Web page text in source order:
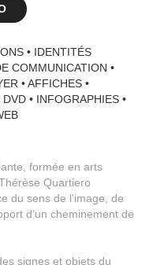
• IDENTITÉS
COMMUNICATION •
• AFFICHES •
• INFOGRAPHIES •
formée en arts
Quartiero
du sens de l’image, de
d’un cheminement de
signes et objets du